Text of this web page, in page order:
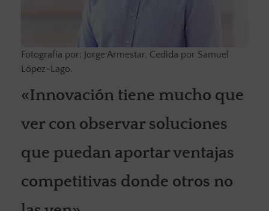
Fotografía por: Jorge Armestar. Cedida por Samuel
López-Lago.
«Innovación tiene mucho que
ver con observar soluciones
que puedan aportar ventajas
competitivas donde otros no